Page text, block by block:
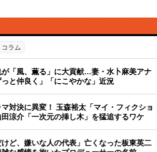
コラム
が「風、薫る」に大貢献…妻・水卜麻美アナ
っと仲良く」「にこやかな」近況
マ対決に異変！ 玉森裕太「マイ・フィクショ
涼介「一次元の挿し木」を猛追するワケ
けど、嫌いな人の代表」亡くなった板東英二